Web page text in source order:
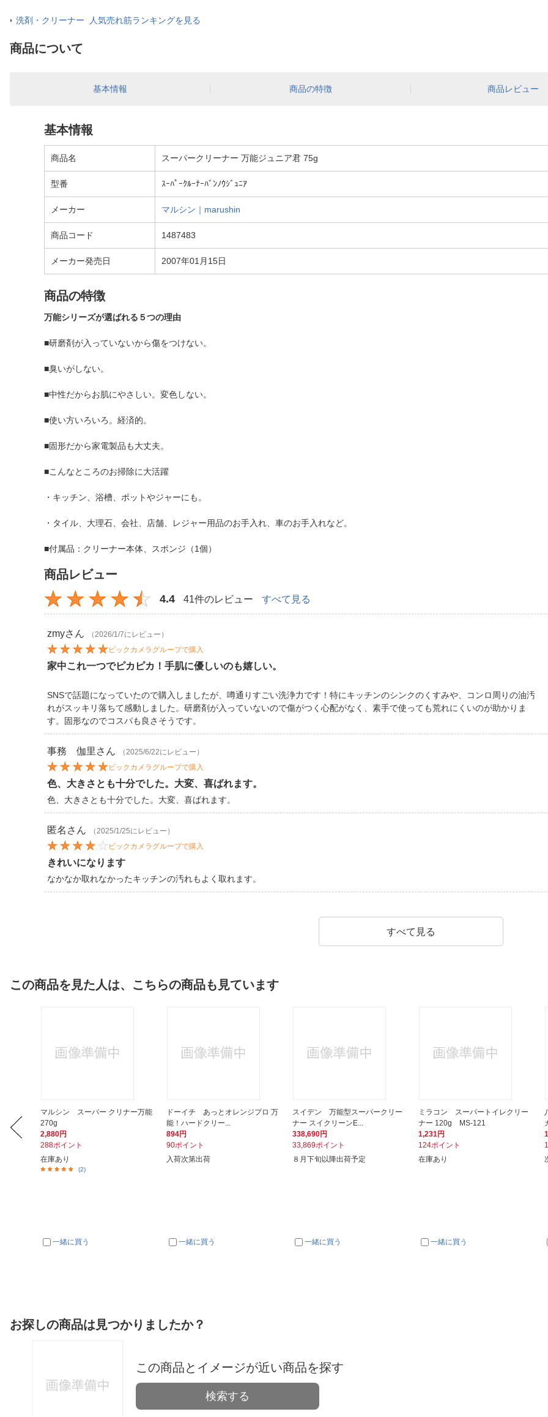
洗剤・クリーナー 人気売れ筋ランキングを見る
商品について
基本情報 商品の特徴 商品レビュー
基本情報
商品名 スーパークリーナー 万能ジュニア君 75g
型番 ｽｰﾊﾟｰｸﾙｰﾅｰﾊﾞﾝﾉｳｼﾞｭﾆｱ
メーカー マルシン｜marushin
商品コード 1487483
メーカー発売日 2007年01月15日
商品の特徴
万能シリーズが選ばれる５つの理由
■研磨剤が入っていないから傷をつけない。
■臭いがしない。
■中性だからお肌にやさしい。変色しない。
■使い方いろいろ。経済的。
■固形だから家電製品も大丈夫。
■こんなところのお掃除に大活躍
・キッチン、浴槽、ポットやジャーにも。
・タイル、大理石、会社、店舗、レジャー用品のお手入れ、車のお手入れなど。
■付属品：クリーナー本体、スポンジ（1個）
商品レビュー
4.4 41件のレビュー すべて見る
zmyさん
（2026/1/7にレビュー）
ビックカメラグループで購入
家中これ一つでピカピカ！手肌に優しいのも嬉しい。
SNSで話題になっていたので購入しましたが、噂通りすごい洗浄力です！特にキッチンのシンクのくすみや、コンロ周りの油汚
れがスッキリ落ちて感動しました。研磨剤が入っていないので傷がつく心配がなく、素手で使っても荒れにくいのが助かりま
す。固形なのでコスパも良さそうです。
事務 伽里 さん
（2025/6/22にレビュー）
ビックカメラグループで購入
色、大きさとも十分でした。大変、喜ばれます。
色、大きさとも十分でした。大変、喜ばれます。
匿名 さん
（2025/1/25にレビュー）
ビックカメラグループで購入
きれいになります
なかなか取れなかったキッチンの汚れもよく取れます。
すべて見る
この商品を見た人は、こちらの商品も見ています
マルシン スーパー クリナー万能
270g
2,880円
288ポイント
在庫あり
(2)
一緒に買う
ドーイチ あっとオレンジプロ 万
能！ハードクリー...
894円
90ポイント
入荷次第出荷
一緒に買う
スイデン 万能型スーパークリー
ナー スイクリーンE...
338,690円
33,869ポイント
８月下旬以降出荷予定
一緒に買う
ミラコン スーパートイレクリー
ナー 120g MS-121
1,231円
124ポイント
在庫あり
一緒に買う
お探しの商品は見つかりましたか？
この商品とイメージが近い商品を探す
検索する